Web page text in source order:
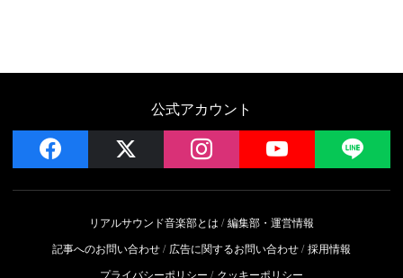
公式アカウント
facebook instagram YouTube
リアルサウンド音楽部とは
編集部・運営情報
記事へのお問い合わせ
広告に関するお問い合わせ 採用情報
プライバシーポリシー
クッキーポリシー